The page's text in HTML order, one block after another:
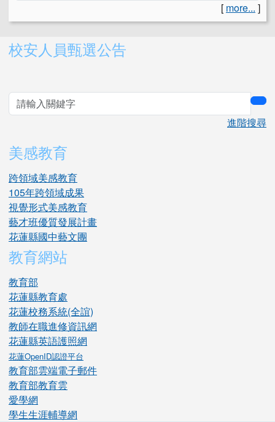
[ more... ]
右邊區域內容
校安人員甄選公告
進階搜尋
美感教育
跨領域美感教育
105年跨領域成果
視覺形式美感教育
藝才班優質發展計畫
花蓮縣國中藝文團
教育網站
教育部
花蓮縣教育處
花蓮校務系統(全誼)
教師在職進修資訊網
花蓮縣英語護照網
花蓮OpenID認證平台
教育部雲端電子郵件
教育部教育雲
愛學網
學生生涯輔導網